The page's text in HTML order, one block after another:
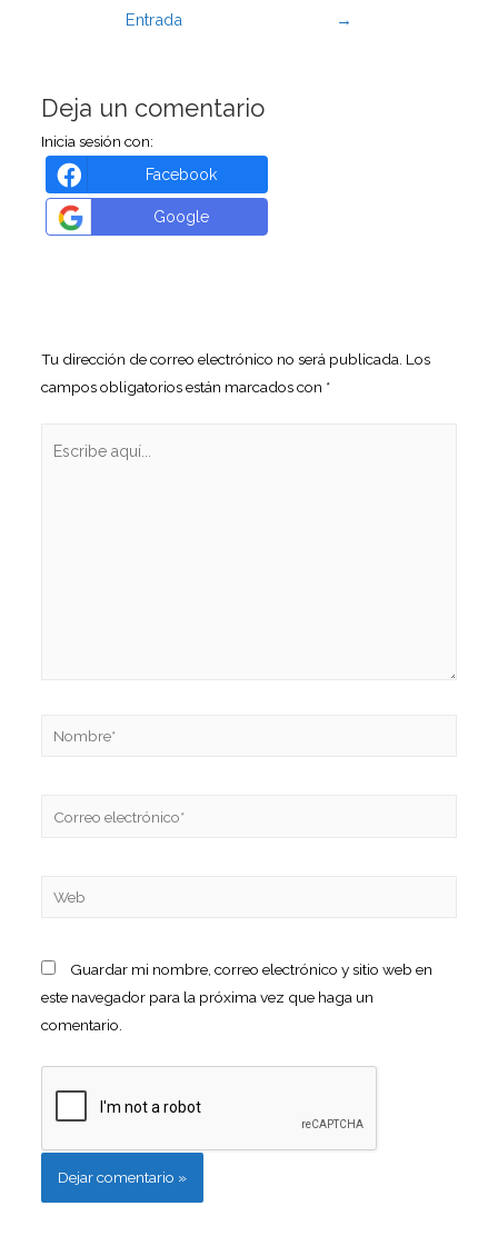
Entrada
→
Deja un comentario
Inicia sesión con:
Facebook
Google
Tu dirección de correo electrónico no será publicada. Los
campos obligatorios están marcados con *
Guardar mi nombre, correo electrónico y sitio web en
este navegador para la próxima vez que haga un
comentario.